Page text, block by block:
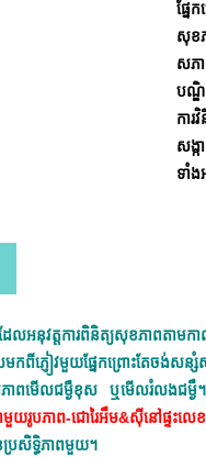
ផ្នែ
សុខ
សភ
បណ្ឌិ
កា
សង្
ទាំ
ដែលអនុវត្តការពិនិត្យសុខភា
កពីភ្ញៀវមួយផ្នែកព្រោះតែចង់
ភាពមើលជម្ងឺខុស ឬមើលរំលងជម្
ជាមួយរូបភាព-ជោរៃអឹម&ស៊ីនៅផ្
ប្រសិទ្ធិភាពមួយ។